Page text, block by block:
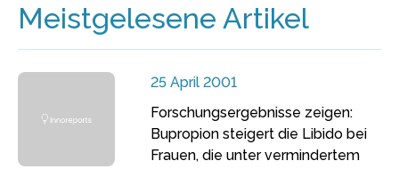
Meistgelesene Artikel
25 April 2001
Forschungsergebnisse zeigen:
Bupropion steigert die Libido bei
Frauen, die unter vermindertem